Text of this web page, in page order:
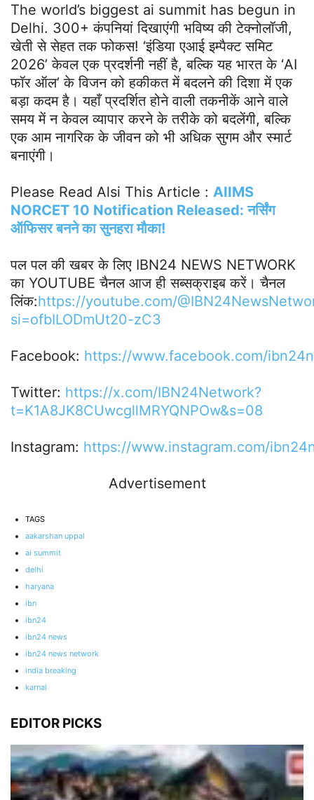
The world’s biggest ai summit has begun in
Delhi. 300+ कंपनियां दिखाएंगी भविष्य की टेक्नोलॉजी,
खेती से सेहत तक फोकस! ‘इंडिया एआई इम्पैक्ट समिट
2026’ केवल एक प्रदर्शनी नहीं है, बल्कि यह भारत के ‘AI
फॉर ऑल’ के विजन को हकीकत में बदलने की दिशा में एक
बड़ा कदम है। यहाँ प्रदर्शित होने वाली तकनीकें आने वाले
समय में न केवल व्यापार करने के तरीके को बदलेंगी, बल्कि
एक आम नागरिक के जीवन को भी अधिक सुगम और स्मार्ट
बनाएंगी।
Please Read Alsi This Article : AIIMS
NORCET 10 Notification Released: नर्सिंग
ऑफिसर बनने का सुनहरा मौका!
पल पल की खबर के लिए IBN24 NEWS NETWORK
का YOUTUBE चैनल आज ही सब्सक्राइब करें। चैनल
लिंक:https://youtube.com/
si=ofbILODmUt20-zC3
Facebook: https://www.facebook.com/
Twitter: https://x.com/IBN24Network?
t=K1A8JK8CUwcgllMRYQNPOw&s=08
Instagram: https://www.instagram.com/
Advertisement
TAGS
aakarshan uppal
ai summit
delhi
haryana
ibn
ibn24
ibn24 news
ibn24 news network
india breaking
karnal
EDITOR PICKS